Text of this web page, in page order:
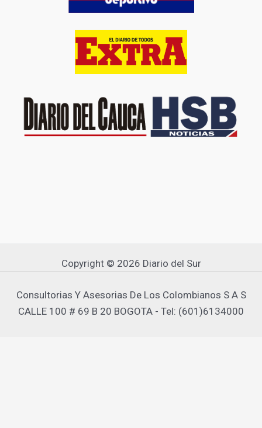
Copyright © 2026 Diario del Sur
Consultorias Y Asesorias De Los Colombianos S A S
CALLE 100 # 69 B 20 BOGOTA - Tel: (601)6134000